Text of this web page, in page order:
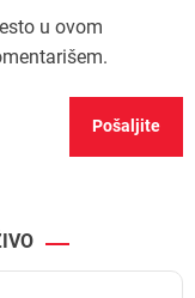
u ovom